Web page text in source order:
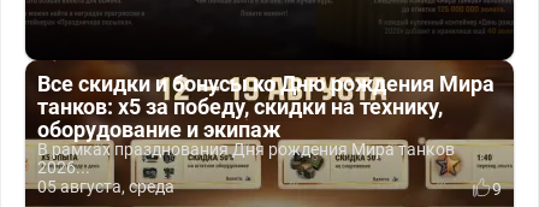
Все скидки и бонусы ко Дню рождения Мира
танков: x5 за победу, скидки на технику,
оборудование и экипаж
В рамках празднования Дня рождения Мира танков
2026...
05 августа, среда
9